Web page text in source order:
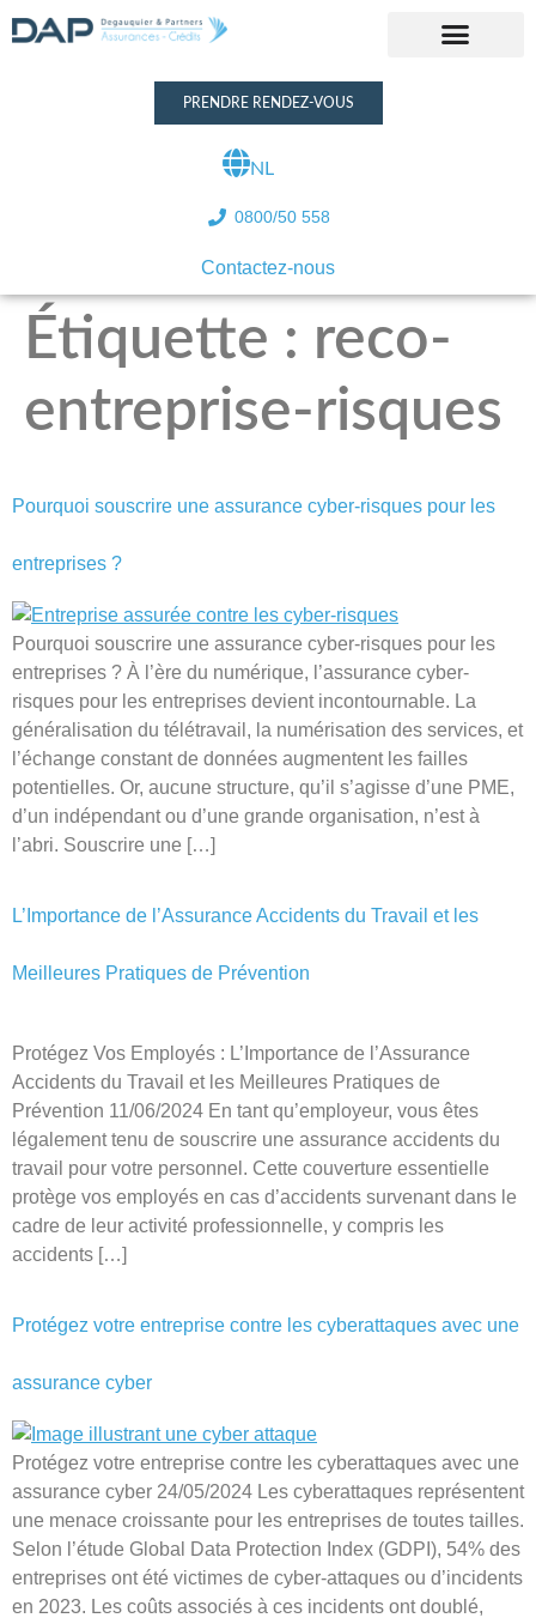
PRENDRE RENDEZ-VOUS
NL
0800/50 558
Contactez-nous
Étiquette : reco-
entreprise-risques
Pourquoi souscrire une assurance cyber-risques pour les
entreprises ?
Pourquoi souscrire une assurance cyber-risques pour les
entreprises ? À l’ère du numérique, l’assurance cyber-
risques pour les entreprises devient incontournable. La
généralisation du télétravail, la numérisation des services, et
l’échange constant de données augmentent les failles
potentielles. Or, aucune structure, qu’il s’agisse d’une PME,
d’un indépendant ou d’une grande organisation, n’est à
l’abri. Souscrire une […]
L’Importance de l’Assurance Accidents du Travail et les
Meilleures Pratiques de Prévention
Protégez Vos Employés : L’Importance de l’Assurance
Accidents du Travail et les Meilleures Pratiques de
Prévention 11/06/2024 En tant qu’employeur, vous êtes
légalement tenu de souscrire une assurance accidents du
travail pour votre personnel. Cette couverture essentielle
protège vos employés en cas d’accidents survenant dans le
cadre de leur activité professionnelle, y compris les
accidents […]
Protégez votre entreprise contre les cyberattaques avec une
assurance cyber
Protégez votre entreprise contre les cyberattaques avec une
assurance cyber 24/05/2024 Les cyberattaques représentent
une menace croissante pour les entreprises de toutes tailles.
Selon l’étude Global Data Protection Index (GDPI), 54% des
entreprises ont été victimes de cyber-attaques ou d’incidents
en 2023. Les coûts associés à ces incidents ont doublé,